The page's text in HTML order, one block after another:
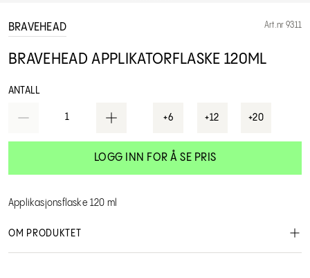
BRAVEHEAD Art.nr 9311
BRAVEHEAD APPLIKATORFLASKE 120ML
ANTALL
1 +6 +12 +20
LOGG INN FOR Å SE PRIS
Applikasjonsflaske 120 ml
OM PRODUKTET